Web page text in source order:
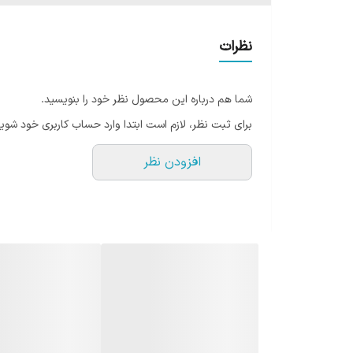
نظرات
شما هم درباره این محصول نظر خود را بنویسید.
برای ثبت نظر، لازم است ابتدا وارد حساب کاربری خود
افزودن نظر